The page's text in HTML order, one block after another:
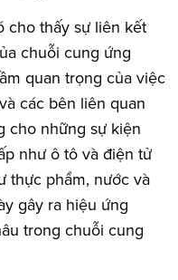
cho thấy sự liên kết
chuỗi cung ứng
quan trọng của việc
các bên liên quan
cho những sự kiện
như ô tô và điện tử
thực phẩm, nước và
gây ra hiệu ứng
trong chuỗi cung